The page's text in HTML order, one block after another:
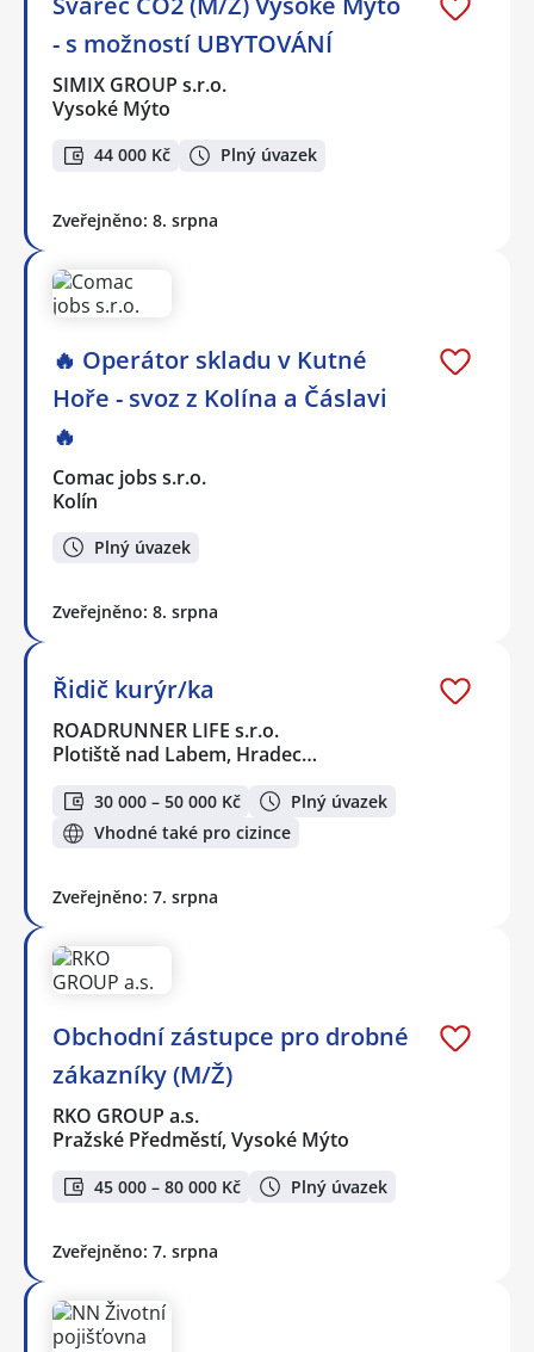
- s možností UBYTOVÁNÍ
SIMIX GROUP s.r.o.
Vysoké Mýto
44 000 Kč Plný úvazek
Zveřejněno: 8. srpna
🔥 Operátor skladu v Kutné
Hoře - svoz z Kolína a Čáslavi
🔥
Comac jobs s.r.o.
Kolín
Plný úvazek
Zveřejněno: 8. srpna
Řidič kurýr/ka
ROADRUNNER LIFE s.r.o.
Plotiště nad Labem, Hradec…
30 000 – 50 000 Kč
Plný úvazek
Vhodné také pro cizince
Zveřejněno: 7. srpna
Obchodní zástupce pro drobné
zákazníky (M/Ž)
RKO GROUP a.s.
Pražské Předměstí, Vysoké Mýto
45 000 – 80 000 Kč Plný úvazek
Zveřejněno: 7. srpna